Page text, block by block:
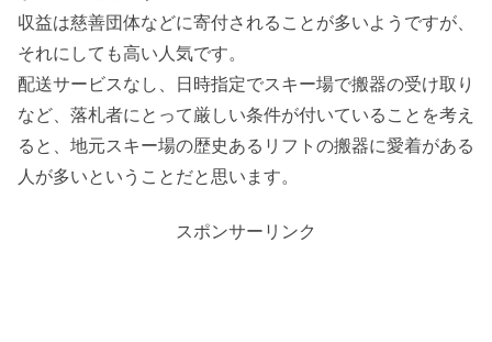
収益は慈善団体などに寄付されることが多いようですが、
それにしても高い人気です。
配送サービスなし、日時指定でスキー場で搬器の受け取り
など、落札者にとって厳しい条件が付いていることを考え
ると、地元スキー場の歴史あるリフトの搬器に愛着がある
人が多いということだと思います。
スポンサーリンク